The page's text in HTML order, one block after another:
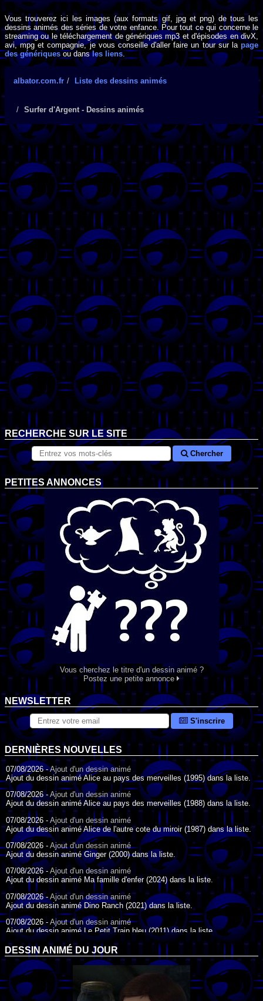
Vous trouverez ici les images (aux formats gif, jpg et png) de tous les
dessins animés des séries de votre enfance. Pour tout ce qui concerne le
streaming ou le téléchargement de génériques mp3 et d'épisodes en divX,
avi, mpg et compagnie, je vous conseille d'aller faire un tour sur la page
des génériquesou dansles liens.
albator.com.fr Liste des dessins animés
Surfer d'Argent - Dessins animés
RECHERCHE SUR LE SITE
Chercher
PETITES ANNONCES
Vous cherchez le titre d'un dessin animé ?
Postez une petite annonce
NEWSLETTER
S'inscrire
DERNIÈRES NOUVELLES
07/08/2026 -Ajout d'un dessin animé
Ajout du dessin animé Alice au pays des merveilles (1995) dans la liste.
07/08/2026 -Ajout d'un dessin animé
Ajout du dessin animé Alice au pays des merveilles (1988) dans la liste.
07/08/2026 - Ajout d'un dessin animé
Ajout du dessin animé Alice de l'autre cote du miroir (1987) dans la liste.
07/08/2026 - Ajout d'un dessin animé
Ajout du dessin animé Ginger (2000) dans la liste.
07/08/2026 -Ajout d'un dessin animé
Ajout du dessin animé Ma famille d'enfer (2024) dans la liste.
07/08/2026 - Ajout d'un dessin animé
Ajout du dessin animé Dino Ranch (2021) dans la liste.
07/08/2026 - Ajout d'un dessin animé
Ajout du dessin animé Le Petit Train bleu (2011) dans la liste.
07/08/2026 - Ajout d'un dessin animé
Ajout du dessin animé Agent Spécial Oso (2009) dans la liste.
17/07/2026 -Ajout d'un dessin animé
Ajout du dessin animé Peter Pan (1988) dans la liste.
17/07/2026 -Ajout d'un dessin animé
DESSIN ANIMÉ DU JOUR